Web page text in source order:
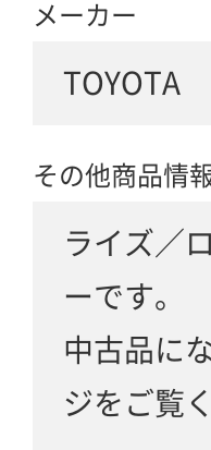
メーカー
TOYOTA
その他商品情
ライズ／
ーです。
中古品に
ジをご覧